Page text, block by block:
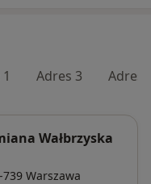
Adres 3 Adres
Wałbrzyska
739 Warszawa